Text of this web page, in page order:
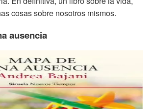
cosas sobre nosotros mismos.
ausencia